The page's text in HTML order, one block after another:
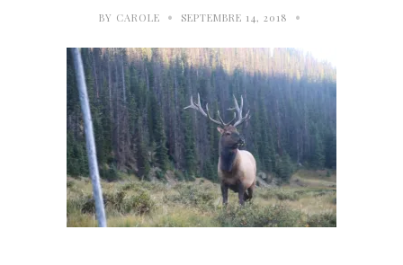
BY CAROLE • SEPTEMBRE 14, 2018 •